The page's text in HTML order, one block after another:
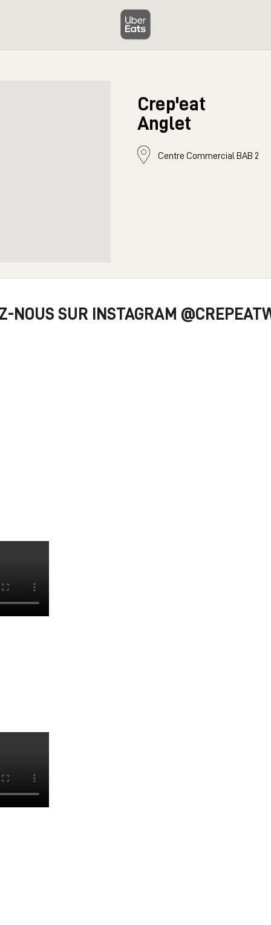
Crep'eat
Anglet
Centre Commercial BAB 2
NOUS SUR INSTAGRAM